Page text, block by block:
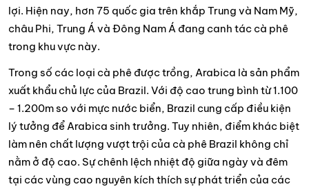
lợi. Hiện nay, hơn 75 quốc gia trên khắp Trung và Nam Mỹ,
châu Phi, Trung Á và Đông Nam Á đang canh tác cà phê
trong khu vực này.
Trong số các loại cà phê được trồng, Arabica là sản phẩm
xuất khẩu chủ lực của Brazil. Với độ cao trung bình từ 1.100
– 1.200m so với mực nước biển, Brazil cung cấp điều kiện
lý tưởng để Arabica sinh trưởng. Tuy nhiên, điểm khác biệt
làm nên chất lượng vượt trội của cà phê Brazil không chỉ
nằm ở độ cao. Sự chênh lệch nhiệt độ giữa ngày và đêm
tại các vùng cao nguyên kích thích sự phát triển của các